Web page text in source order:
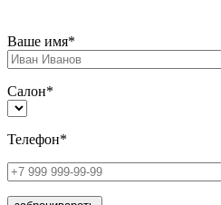
Ваше имя*
Салон*
Телефон*